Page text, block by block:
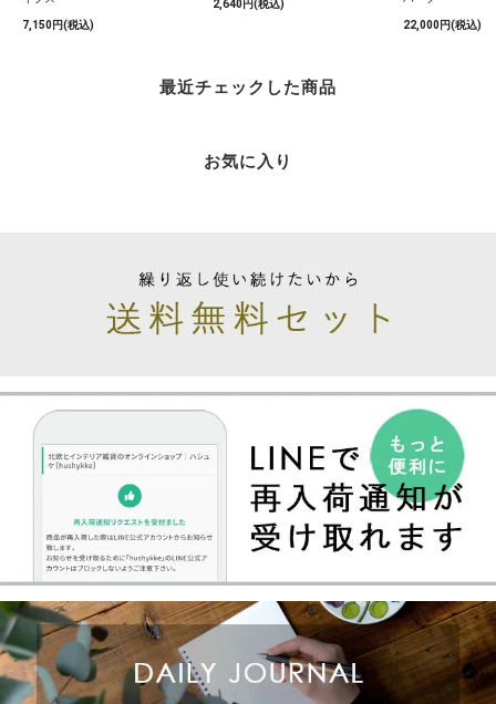
7,150円(税込)
2,640円(税込)
22,000円(税込)
最近チェックした商品
お気に入り